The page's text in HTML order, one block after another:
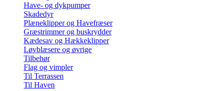
Have- og dykpumper
Skadedyr
Plæneklipper og Havefræser
Græstrimmer og buskrydder
Kædesav og Hækkeklipper
Løvblæsere og øvrige
Tilbehør
Flag og vimpler
Til Terrassen
Til Haven